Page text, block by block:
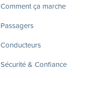
Comment ça marche
Passagers
Conducteurs
Sécurité & Confiance